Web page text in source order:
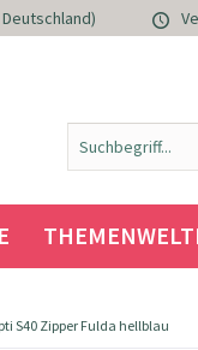
S40 Zipper Fulda hellblau